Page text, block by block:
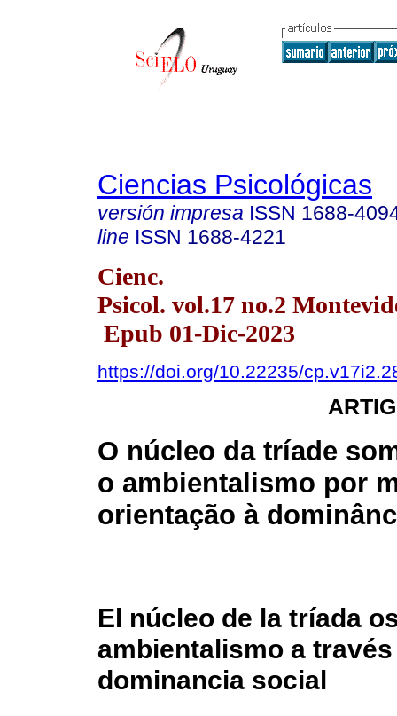
Ciencias Psicológicas
versión impresa ISSN 1688-
line ISSN 1688-4221
Cienc.
Psicol. vol.17 no.2
Epub 01-Dic-2023
https://doi.org/10.22235/
O núcleo da tríade
o ambientalismo por
orientação à
El núcleo de la tríada
ambientalismo a
dominancia social